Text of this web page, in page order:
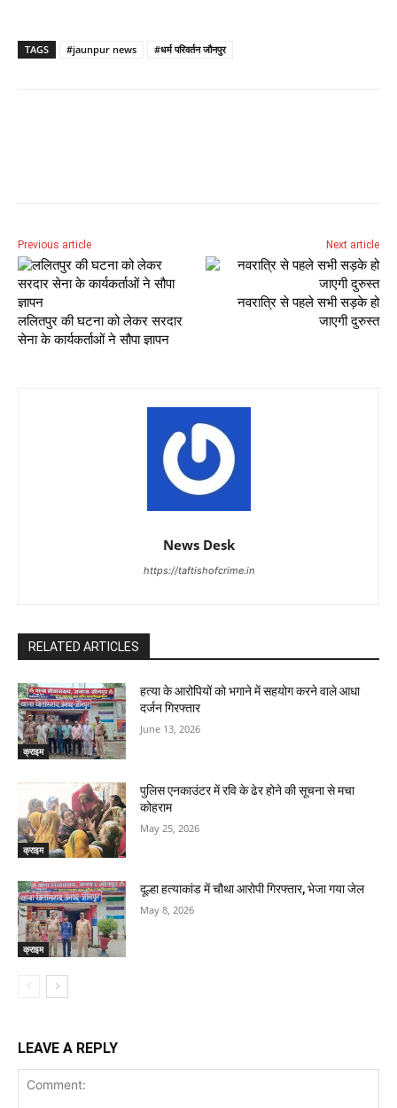
TAGS #jaunpur news #धर्म परिवर्तन जौनपुर
Previous article
ललितपुर की घटना को लेकर सरदार
सेना के कार्यकर्ताओं ने सौपा ज्ञापन
Next article
नवरात्रि से पहले सभी सड़के हो
जाएगी दुरुस्त
News Desk
https://taftishofcrime.in
RELATED ARTICLES
क्राइम
हत्या के आरोपियों को भगाने में सहयोग करने वाले आधा
दर्जन गिरफ्तार
June 13, 2026
क्राइम
पुलिस एनकाउंटर में रवि के ढेर होने की सूचना से मचा
कोहराम
May 25, 2026
क्राइम
दूल्हा हत्याकांड में चौथा आरोपी गिरफ्तार, भेजा गया जेल
May 8, 2026
LEAVE A REPLY